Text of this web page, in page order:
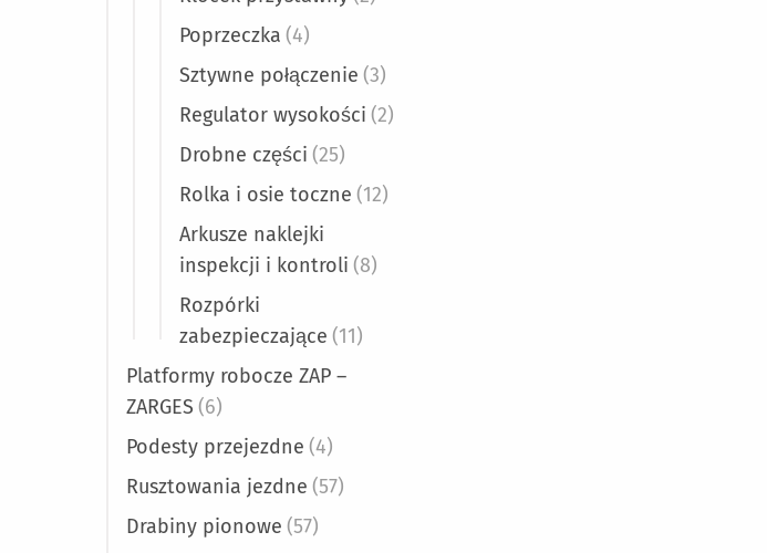
Poprzeczka (4)
Sztywne połączenie (3)
Regulator wysokości (2)
Drobne części (25)
Rolka i osie toczne (12)
Arkusze naklejki
inspekcji i kontroli (8)
Rozpórki
zabezpieczające (11)
Platformy robocze ZAP –
ZARGES (6)
Podesty przejezdne (4)
Rusztowania jezdne (57)
Drabiny pionowe (57)